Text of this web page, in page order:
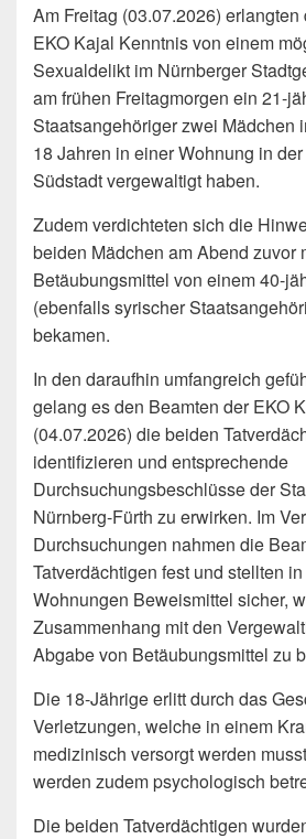
Am Freitag (03.07.2026)
EKO Kajal Kenntnis von einem
Sexualdelikt im Nürnberger
am frühen Freitagmorgen ein 21-
Staatsangehöriger zwei Mädchen
18 Jahren in einer Wohnung in
Südstadt vergewaltigt haben.
Zudem verdichteten sich die
beiden Mädchen am Abend zuvor
Betäubungsmittel von einem 40-
(ebenfalls syrischer
bekamen.
In den daraufhin umfangreich
gelang es den Beamten der EKO
(04.07.2026) die beiden
identifizieren und entsprechende
Durchsuchungsbeschlüsse der
Nürnberg-Fürth zu erwirken. Im
Durchsuchungen nahmen die
Tatverdächtigen fest und stellten
Wohnungen Beweismittel sicher,
Zusammenhang mit den
Abgabe von Betäubungsmittel zu
Die 18-Jährige erlitt durch das
Verletzungen, welche in einem
medizinisch versorgt werden
werden zudem psychologisch
Die beiden Tatverdächtigen